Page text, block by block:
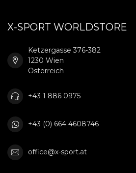
X-SPORT WORLDSTORE
Ketzergasse 376-382
1230 Wien
Österreich
+43 1 886 0975
+43 (0) 664 4608746
office@x-sport.at